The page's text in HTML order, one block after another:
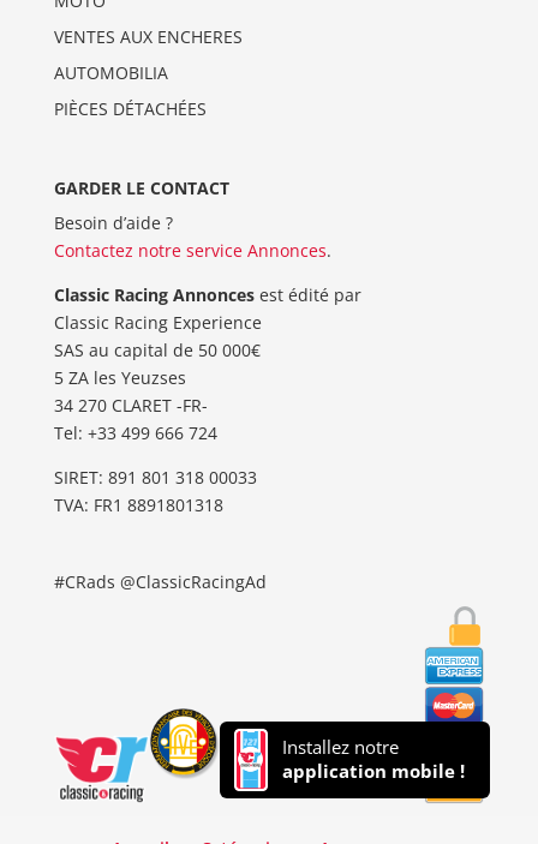
VENTES AUX ENCHERES
AUTOMOBILIA
PIÈCES DÉTACHÉES
GARDER LE CONTACT
Besoin d’aide ?
Contactez notre service Annonces.
Classic Racing Annoncesest édité par
Classic Racing Experience
SAS au capital de 50 000€
5 ZA les Yeuzses
34 270 CLARET -FR-
Tel: ‭+33 499 666 724‬
SIRET: 891 801 318 00033
TVA: FR1 8891801318
#CRads @ClassicRacingAd
Installez notre
application mobile !